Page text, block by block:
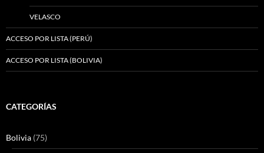
VELASCO
ACCESO POR LISTA (PERÚ)
ACCESO POR LISTA (BOLIVIA)
CATEGORÍAS
Bolivia (75)